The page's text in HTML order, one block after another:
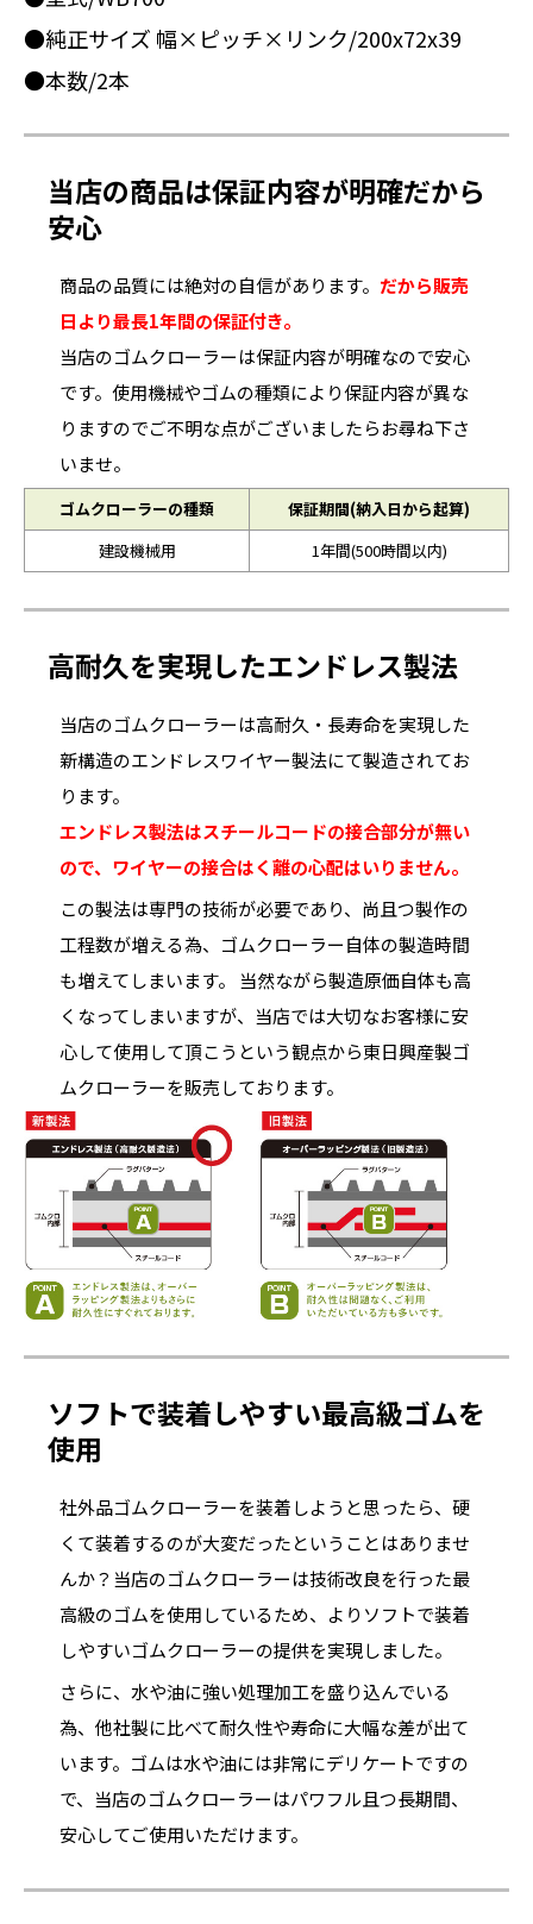
●純正サイズ 幅×ピッチ×リンク/200x72x39
●本数/2本
当店の商品は保証内容が明確だから
安心
商品の品質には絶対の自信があります。 だから販売
日より最長1年間の保証付き。
当店のゴムクローラーは保証内容が明確なので安心
です。使用機械やゴムの種類により保証内容が異な
りますのでご不明な点がございましたらお尋ね下さ
いませ。
ゴムクローラーの種類
保証期間(納入日から起算)
建設機械用
1年間(500時間以内)
高耐久を実現したエンドレス製法
当店のゴムクローラーは高耐久・長寿命を実現した
新構造のエンドレスワイヤー製法にて製造されてお
ります。
エンドレス製法はスチールコードの接合部分が無い
ので、ワイヤーの接合はく離の心配はいりません。
この製法は専門の技術が必要であり、尚且つ製作の
工程数が増える為、ゴムクローラー自体の製造時間
も増えてしまいます。 当然ながら製造原価自体も高
くなってしまいますが、当店では大切なお客様に安
心して使用して頂こうという観点から東日興産製ゴ
ムクローラーを販売しております。
ソフトで装着しやすい最高級ゴムを
使用
社外品ゴムクローラーを装着しようと思ったら、硬
くて装着するのが大変だったということはありませ
んか？当店のゴムクローラーは技術改良を行った最
高級のゴムを使用しているため、よりソフトで装着
しやすいゴムクローラーの提供を実現しました。
さらに、水や油に強い処理加工を盛り込んでいる
為、他社製に比べて耐久性や寿命に大幅な差が出て
います。ゴムは水や油には非常にデリケートですの
で、当店のゴムクローラーはパワフル且つ長期間、
安心してご使用いただけます。